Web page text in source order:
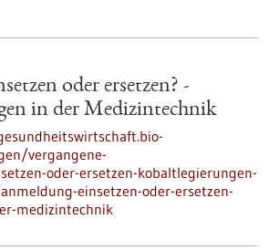
oder ersetzen? -
in der Medizintechnik
vergangene-
oder-ersetzen-kobaltlegierungen-
einsetzen-oder-ersetzen-
medizintechnik